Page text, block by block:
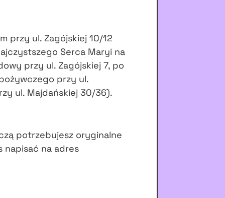
przy ul. Zagójskiej 10/12
Serca Maryi na
przy ul. Zagójskiej 7, po
przy ul.
ul. Majdańskiej 30/36).
potrzebujesz oryginalne
napisać na adres